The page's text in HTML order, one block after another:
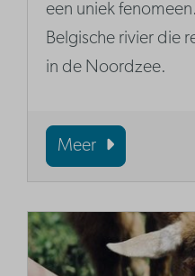
een uniek
Belgische rivier die
in de Noordzee.
Meer